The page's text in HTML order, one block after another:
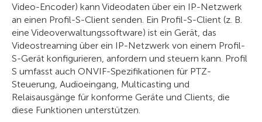
Video-Encoder) kann Videodaten über ein IP-Netzwerk
an einen Profil-S-Client senden. Ein Profil-S-Client (z. B.
eine Videoverwaltungssoftware) ist ein Gerät, das
Videostreaming über ein IP-Netzwerk von einem Profil-
S-Gerät konfigurieren, anfordern und steuern kann. Profil
S umfasst auch ONVIF-Spezifikationen für PTZ-
Steuerung, Audioeingang, Multicasting und
Relaisausgänge für konforme Geräte und Clients, die
diese Funktionen unterstützen.